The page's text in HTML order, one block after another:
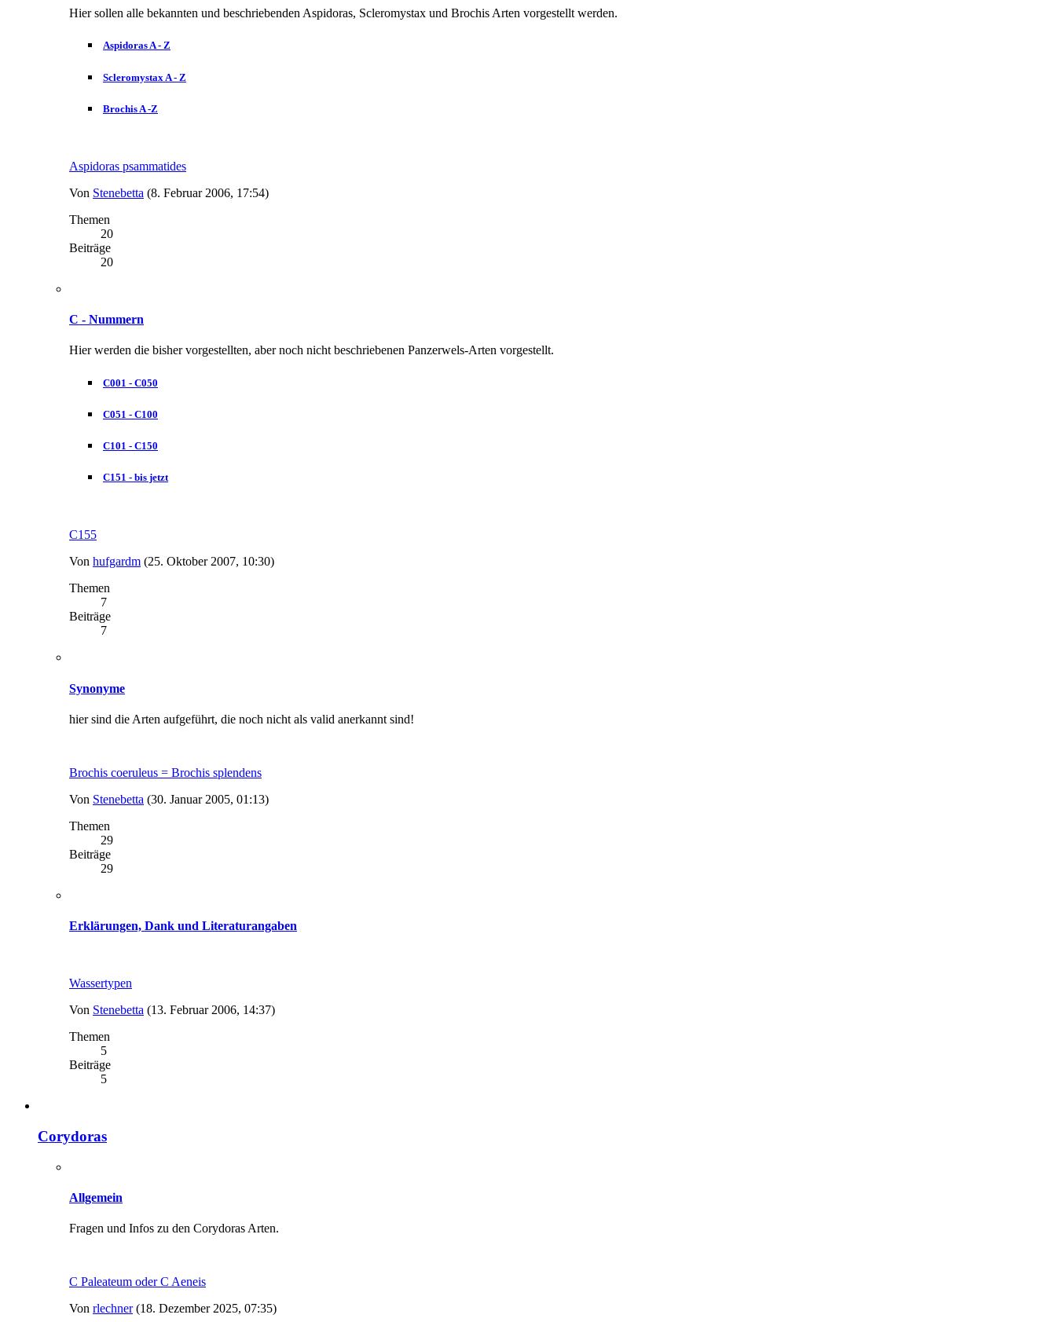
Hier sollen alle bekannten und beschriebenden Aspidoras, Scleromystax und Brochis Arten vorgestellt werden.
Aspidoras A - Z
Scleromystax A - Z
Brochis A -Z
Aspidoras psammatides
Von Stenebetta (8. Februar 2006, 17:54)
Themen
20
Beiträge
20
C - Nummern
Hier werden die bisher vorgestellten, aber noch nicht beschriebenen Panzerwels-Arten vorgestellt.
C001 - C050
C051 - C100
C101 - C150
C151 - bis jetzt
C155
Von hufgardm (25. Oktober 2007, 10:30)
Themen
7
Beiträge
7
Synonyme
hier sind die Arten aufgeführt, die noch nicht als valid anerkannt sind!
Brochis coeruleus = Brochis splendens
Von Stenebetta (30. Januar 2005, 01:13)
Themen
29
Beiträge
29
Erklärungen, Dank und Literaturangaben
Wassertypen
Von Stenebetta (13. Februar 2006, 14:37)
Themen
5
Beiträge
5
Corydoras
Allgemein
Fragen und Infos zu den Corydoras Arten.
C Paleateum oder C Aeneis
Von rlechner (18. Dezember 2025, 07:35)